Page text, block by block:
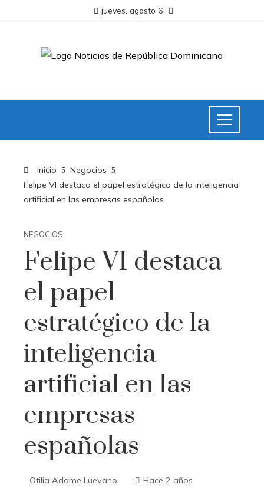
jueves, agosto 6
Inicio
Negocios
Felipe VI destaca el papel estratégico de la inteligencia
artificial en las empresas españolas
NEGOCIOS
Felipe VI destaca
el papel
estratégico de la
inteligencia
artificial en las
empresas
españolas
Otilia Adame Luevano Hace 2 años